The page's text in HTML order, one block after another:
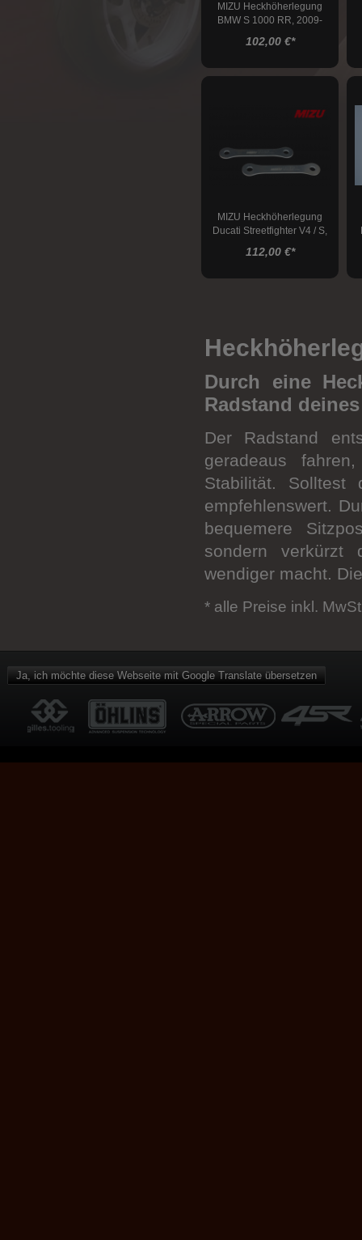
MIZU Heckhöherlegung
BMW S 1000 RR, 2009-
102,00 €*
MIZU Heckhöherlegung
Ducati Streetfighter V4 / S,
112,00 €*
Durch eine
Radstand
Der Radstand
geradeaus
Stabilität.
empfehlenswert.
bequemere
sondern verkürzt
wendiger macht.
* alle Preise inkl.
Ja, ich möchte diese Webseite mit Google Translate übersetzen